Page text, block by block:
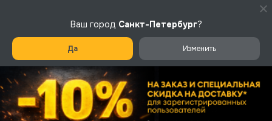
Ваш город Санкт-Петербург?
Да Изменить